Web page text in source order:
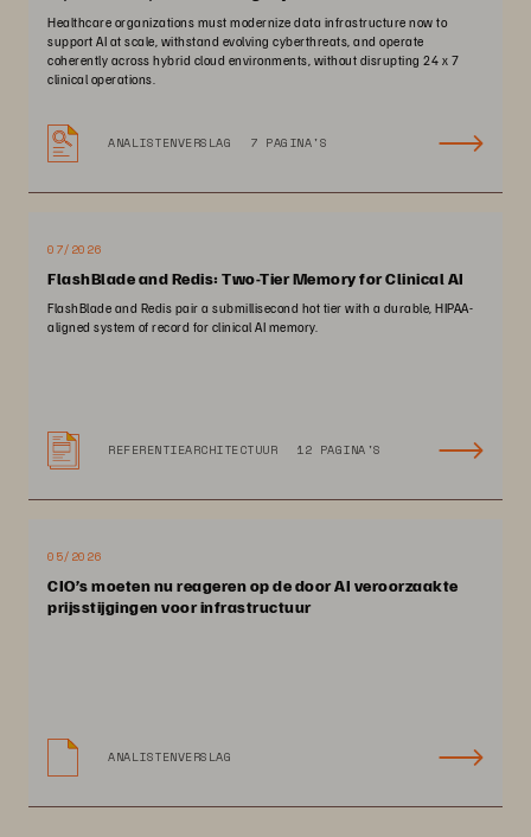
Healthcare organizations must modernize data infrastructure now to
support AI at scale, withstand evolving cyberthreats, and operate
coherently across hybrid cloud environments, without disrupting 24 x 7
clinical operations.
ANALISTENVERSLAG 7 PAGINA'S
07/2026
FlashBlade and Redis: Two-Tier Memory for Clinical AI
FlashBlade and Redis pair a submillisecond hot tier with a durable, HIPAA-
aligned system of record for clinical AI memory.
REFERENTIEARCHITECTUUR 12 PAGINA'S
05/2026
CIO’s moeten nu reageren op de door AI veroorzaakte
prijsstijgingen voor infrastructuur
ANALISTENVERSLAG